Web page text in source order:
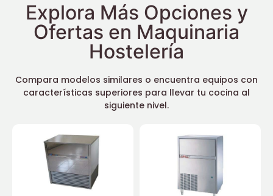
Explora Más Opciones y
Ofertas en Maquinaria
Hostelería
Compara modelos similares o encuentra equipos con
características superiores para llevar tu cocina al
siguiente nivel.